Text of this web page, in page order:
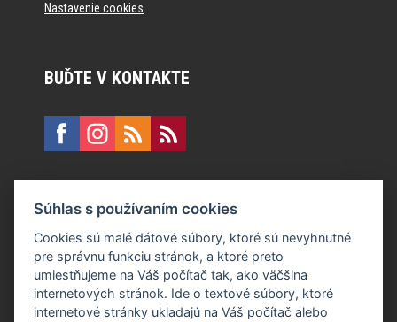
Nastavenie cookies
BUĎTE V KONTAKTE
E:recepcia@formfactory.sk
Form Factory Slovakia s.r.o., Ružová dolina 480/6, 821 08
Bratislava
Súhlas s používaním cookies
Cookies sú malé dátové súbory, ktoré sú nevyhnutné
pre správnu funkciu stránok, a ktoré preto
umiestňujeme na Váš počítač tak, ako väčšina
internetových stránok. Ide o textové súbory, ktoré
internetové stránky ukladajú na Váš počítač alebo